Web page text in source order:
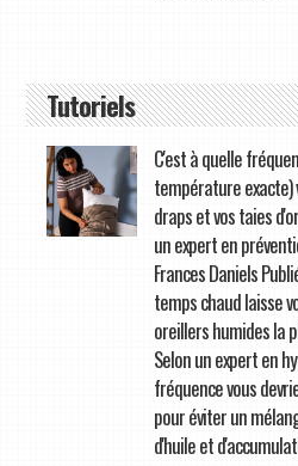
Tutoriels
C'est à quelle
température exacte)
draps et vos taies
un expert en
Frances Daniels
temps chaud laisse
oreillers humides la
Selon un expert en
fréquence vous
pour éviter un
d'huile et